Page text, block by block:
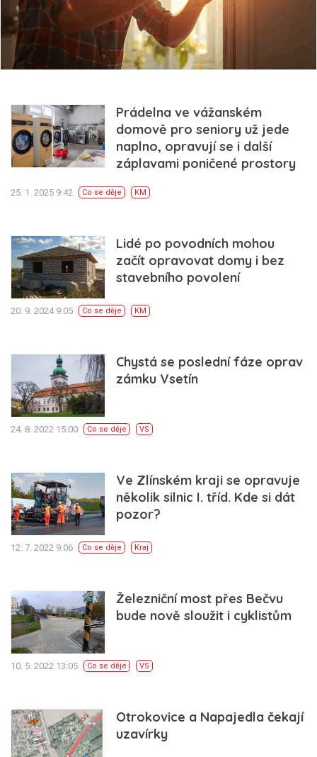
Prádelna ve vážanském
domově pro seniory už jede
naplno, opravují se i další
záplavami poničené prostory
25. 1. 2025 9:42 Co se děje KM
Lidé po povodních mohou
začít opravovat domy i bez
stavebního povolení
20. 9. 2024 9:05 Co se děje KM
Chystá se poslední fáze oprav
zámku Vsetín
24. 8. 2022 15:00 Co se děje VS
Ve Zlínském kraji se opravuje
několik silnic I. tříd. Kde si dát
pozor?
12. 7. 2022 9:06 Co se děje Kraj
Železniční most přes Bečvu
bude nově sloužit i cyklistům
10. 5. 2022 13:05 Co se děje VS
Otrokovice a Napajedla čekají
uzavírky